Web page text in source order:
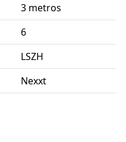
3 metros
6
LSZH
Nexxt